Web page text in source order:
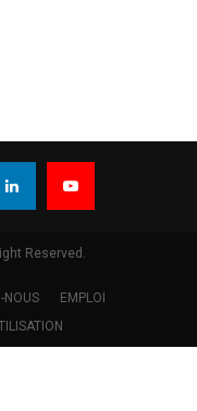
Reserved.
NOUS
EMPLOI